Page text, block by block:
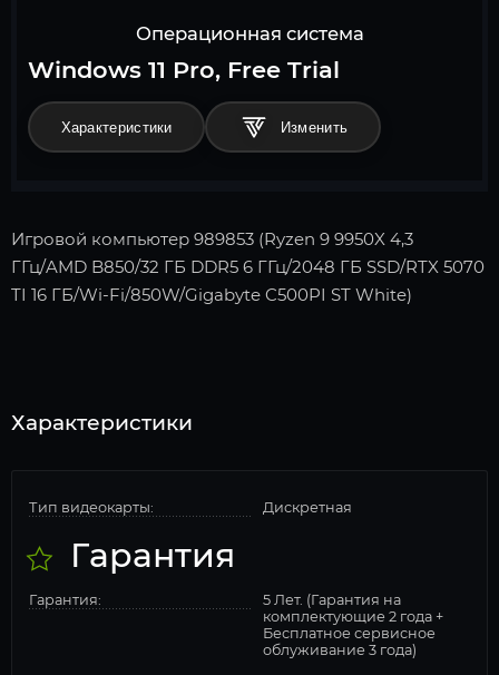
Операционная система
Windows 11 Pro, Free Trial
Характеристики
Игровой компьютер 989853 (Ryzen 9 9950X 4,3
ГГц/AMD B850/32 ГБ DDR5 6 ГГц/2048 ГБ SSD/RTX 5070
TI 16 ГБ/Wi-Fi/850W/Gigabyte C500PI ST White)
Характеристики
Тип видеокарты: Дискретная
Гарантия
Гарантия:
5 Лет. (Гарантия на
комплектующие 2 года +
Бесплатное сервисное
облуживание 3 года)